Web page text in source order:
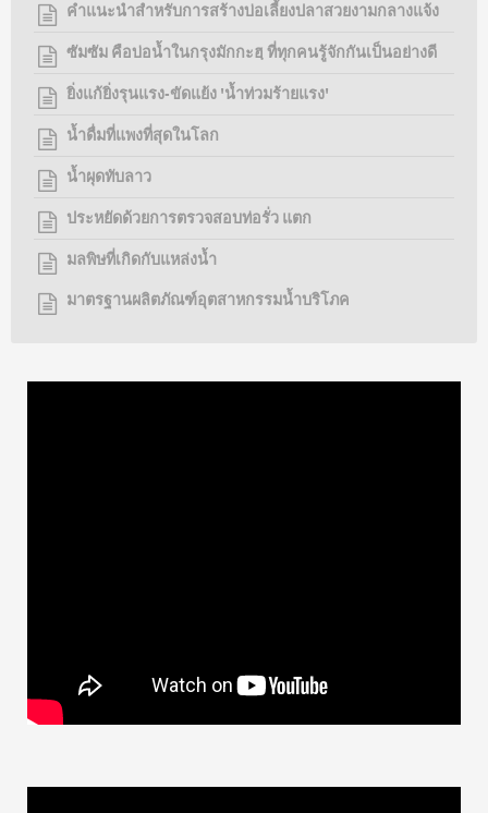
คำแนะนำสำหรับการสร้างบ่อเลี้ยงปลาสวยงามกลางแจ้ง
ซัมซัม คือบ่อน้ำในกรุงมักกะฮฺ ที่ทุกคนรู้จักกันเป็นอย่างดี
ยิ่งแก้ยิ่งรุนแรง-ขัดแย้ง 'น้ำท่วมร้ายแรง'
น้ำดื่มที่แพงที่สุดในโลก
น้ำผุดทับลาว
ประหยัดด้วยการตรวจสอบท่อรั่ว แตก
มลพิษที่เกิดกับแหล่งน้ำ
มาตรฐานผลิตภัณฑ์อุตสาหกรรมน้ำบริโภค